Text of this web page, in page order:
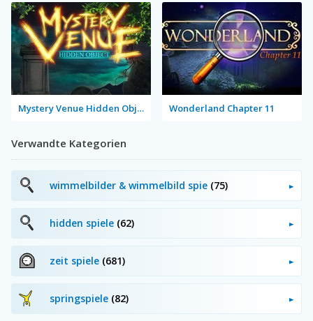
Mystery Venue Hidden Object Wonderland Chapter 11
Verwandte Kategorien
wimmelbilder & wimmelbild spie (75)
hidden spiele (62)
zeit spiele (681)
springspiele (82)